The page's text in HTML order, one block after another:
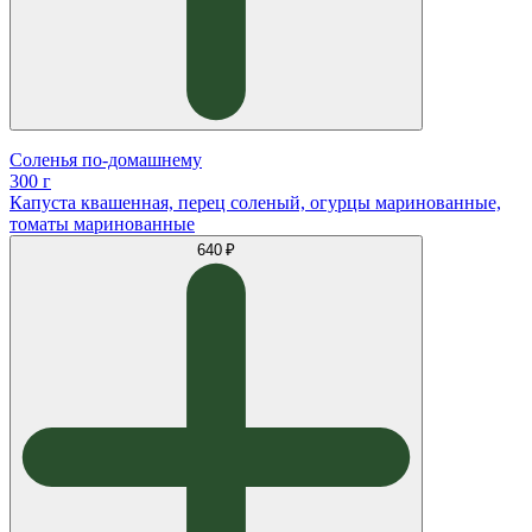
Соленья по-домашнему
300 г
Капуста квашенная, перец соленый, огурцы маринованные,
томаты маринованные
640 ₽